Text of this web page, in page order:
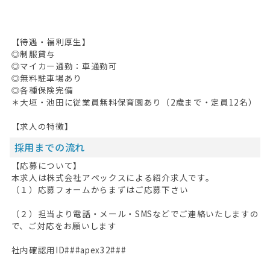
【待遇・福利厚生】
◎制服貸与
◎マイカー通勤：車通勤可
◎無料駐車場あり
◎各種保険完備
＊大垣・池田に従業員無料保育園あり（2歳まで・定員12名）
【求人の特徴】
採用までの流れ
【応募について】
本求人は株式会社アペックスによる紹介求人です。
（１）応募フォームからまずはご応募下さい
（２）担当より電話・メール・SMSなどでご連絡いたしますの
で、ご対応をお願いします
社内確認用ID###apex32###